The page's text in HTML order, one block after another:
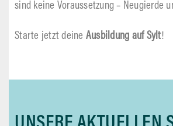
sind keine Voraussetzung – Neugierde
Starte jetzt deine Ausbildung auf Sylt!